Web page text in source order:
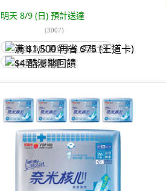
明天 8/9 (日) 預計送達
(3007)
满 $1,500 再省 $75 (王道卡)
$4 酷澎幣回饋